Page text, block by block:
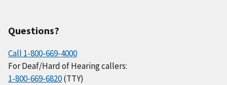
Questions?
Call 1-800-669-4000
For Deaf/Hard of Hearing callers:
1-800-669-6820(TTY)